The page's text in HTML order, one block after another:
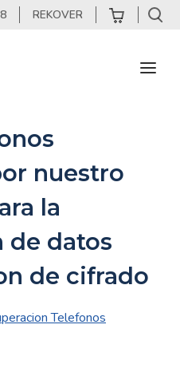
REKOVER
nuestro
la
de datos
de cifrado
Telefonos